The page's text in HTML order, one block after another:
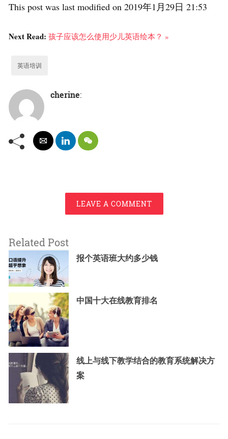
This post was last modified on 2019年1月29日 21:53
Next Read: 孩子应该怎么使用少儿英语绘本？ »
英语培训
cherine:
LEAVE A COMMENT
Related Post
报个英语班大约多少钱
中国十大在线教育排名
线上与线下教学结合的教育系统解决方
案